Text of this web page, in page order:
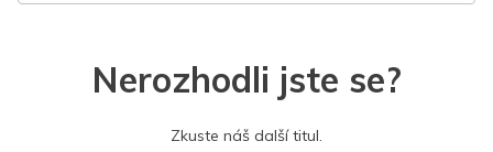
Nerozhodli jste se?
Zkuste náš další titul.